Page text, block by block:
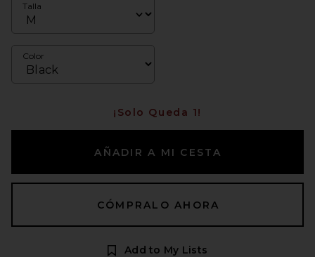
Talla
Color
¡Solo Queda 1!
AÑADIR A MI CESTA
CÓMPRALO AHORA
Add to My Lists